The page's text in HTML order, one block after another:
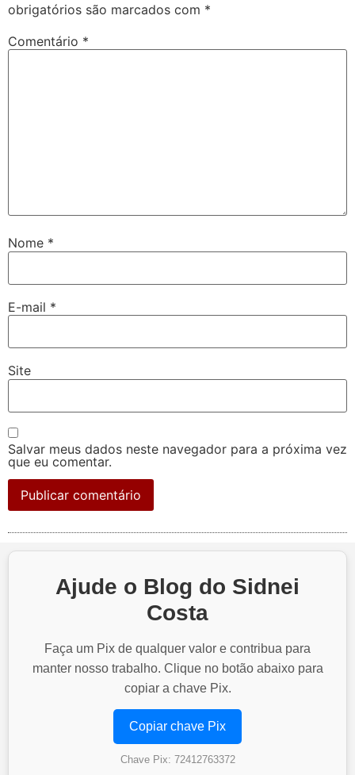
obrigatórios são marcados com *
Comentário *
Nome *
E-mail *
Site
Salvar meus dados neste navegador para a próxima vez
que eu comentar.
Ajude o Blog do Sidnei
Costa
Faça um Pix de qualquer valor e contribua para
manter nosso trabalho. Clique no botão abaixo para
copiar a chave Pix.
Copiar chave Pix
Chave Pix: 72412763372